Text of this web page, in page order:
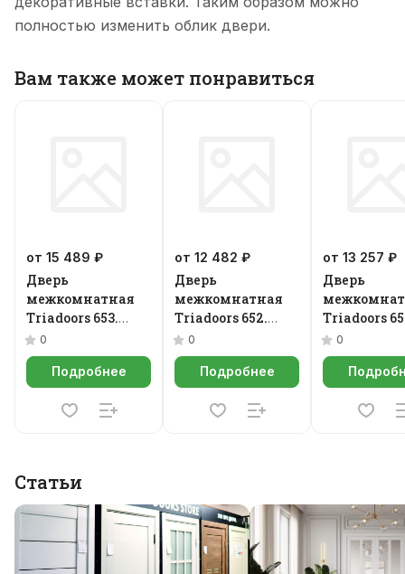
полностью изменить облик двери.
Вам также может понравиться
от 15 489 ₽
Дверь
межкомнатная
Triadoors 653.
Future
0
Подробнее
от 12 482 ₽
Дверь
межкомнатная
Triadoors 652.
Future
0
Подробнее
от 13 257 ₽
Дверь
Triadoors
Future
0
Статьи